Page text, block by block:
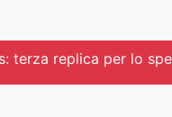
terza replica per lo